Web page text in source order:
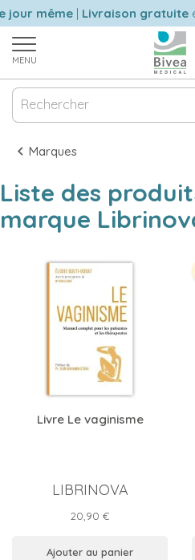
jour même| Livraison gratuite
MENU
Marques
Liste des
marque
Livre Le vaginisme
LIBRINOVA
Prix
20,90 €
Ajouter au panier